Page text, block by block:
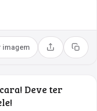
imagem Compartilhar
Copiar
Deve ter